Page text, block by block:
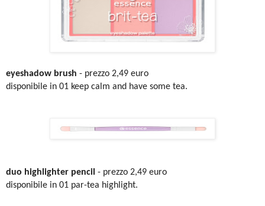
eyeshadow brush - prezzo 2,49 euro
disponibile in 01 keep calm and have some tea.
duo highlighter pencil - prezzo 2,49 euro
disponibile in 01 par-tea highlight.